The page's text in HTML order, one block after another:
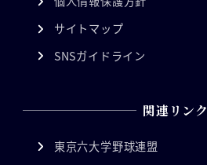
サイトマップ
SNSガイドライン
関連リンク
東京六大学野球連盟